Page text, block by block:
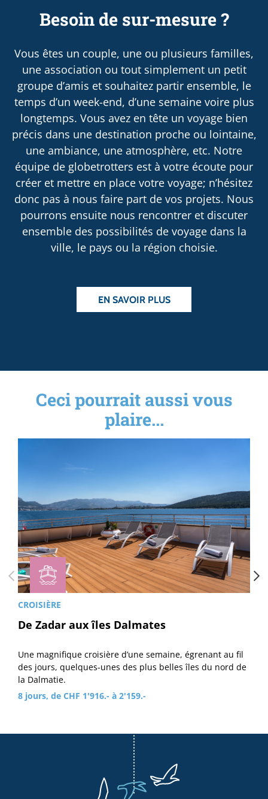
Besoin de sur-mesure ?
Vous êtes un couple, une ou plusieurs familles,
une association ou tout simplement un petit
groupe d’amis et souhaitez partir ensemble, le
temps d’un week-end, d’une semaine voire plus
longtemps. Vous avez en tête un voyage bien
précis dans une destination proche ou lointaine,
une ambiance, une atmosphère, etc. Notre
équipe de globetrotters est à votre écoute pour
créer et mettre en place votre voyage; n’hésitez
donc pas à nous faire part de vos projets. Nous
pourrons ensuite nous rencontrer et discuter
ensemble des possibilités de voyage dans la
ville, le pays ou la région choisie.
EN SAVOIR PLUS
Ceci pourrait aussi vous
plaire...
CROISIÈRE
De Zadar aux îles Dalmates
Une magnifique croisière d’une semaine, égrenant au fil
des jours, quelques-unes des plus belles îles du nord de
la Dalmatie.
8 jours, de CHF 1'916.- à 2'159.-